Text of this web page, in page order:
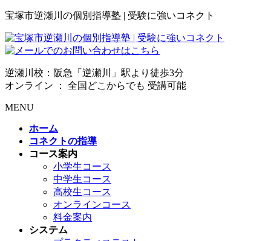
宝塚市逆瀬川の個別指導塾 | 受験に強いコネクト
逆瀬川校：阪急「逆瀬川」駅より徒歩3分
オンライン ： 全国どこからでも 受講可能
MENU
ホーム
コネクトの指導
コース案内
小学生コース
中学生コース
高校生コース
オンラインコース
料金案内
システム